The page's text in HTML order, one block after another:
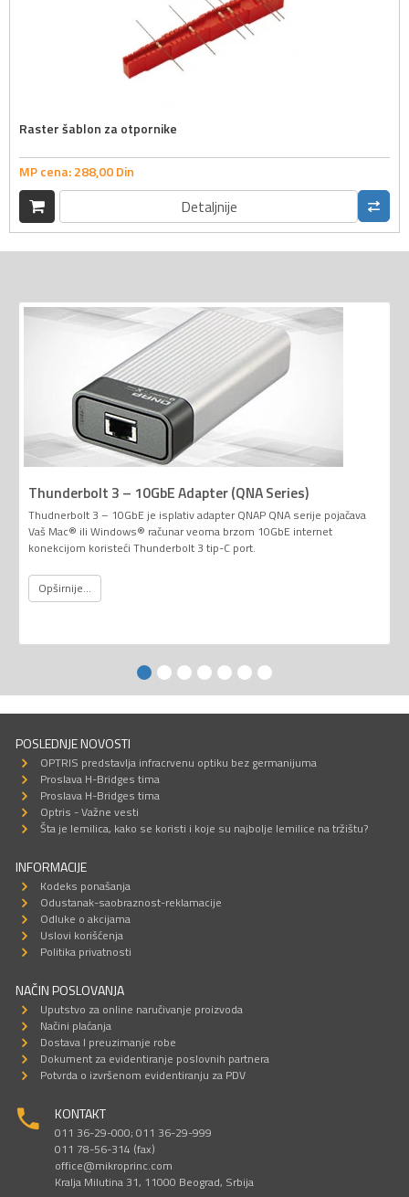
Raster šablon za otpornike
MP cena:288,00Din
Detaljnije
Thunderbolt 3 – 10GbE Adapter (QNA Series)
Thudnerbolt 3 – 10GbE je isplativ adapter QNAP QNA serije pojačava
Vaš Mac® ili Windows® računar veoma brzom 10GbE internet
konekcijom koristeći Thunderbolt 3 tip-C port.
Opširnije...
POSLEDNJE NOVOSTI
OPTRIS predstavlja infracrvenu optiku bez germanijuma
Proslava H-Bridges tima
Proslava H-Bridges tima
Optris - Važne vesti
Šta je lemilica, kako se koristi i koje su najbolje lemilice na tržištu?
INFORMACIJE
Kodeks ponašanja
Odustanak-saobraznost-reklamacije
Odluke o akcijama
Uslovi korišćenja
Politika privatnosti
NAČIN POSLOVANJA
Uputstvo za online naručivanje proizvoda
Načini plaćanja
Dostava I preuzimanje robe
Dokument za evidentiranje poslovnih partnera
Potvrda o izvršenom evidentiranju za PDV
KONTAKT
011 36-29-000; 011 36-29-999
011 78-56-314 (fax)
office@mikroprinc.com
Kralja Milutina 31, 11000 Beograd, Srbija